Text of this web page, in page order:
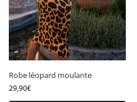
Robe cache coeur
Robe col V
Robe droite
Robe empire
Robe fourreau
Robe manches longues
Robe léopard moulante
29,90€